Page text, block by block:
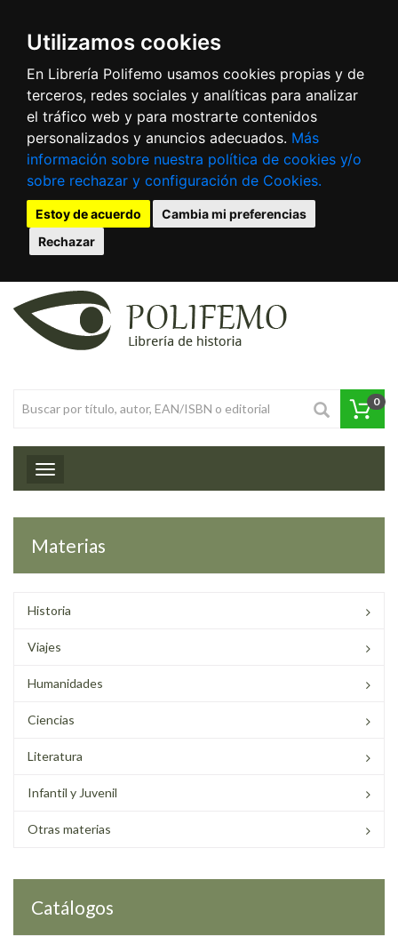
Utilizamos cookies
En Librería Polifemo usamos cookies propias y de
terceros, redes sociales y analíticas para analizar
el tráfico web y para mostrarte contenidos
personalizados y anuncios adecuados. Más
información sobre nuestra política de cookies y/o
sobre rechazar y configuración de Cookies.
Estoy de acuerdo
Cambia mi preferencias
Rechazar
0
Toggle navigation
Materias
Historia
Viajes
Humanidades
Ciencias
Literatura
Infantil y Juvenil
Otras materias
Catálogos